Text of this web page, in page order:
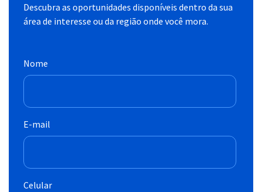
Descubra as oportunidades disponíveis dentro da sua
área de interesse ou da região onde você mora.
Nome
E-mail
Celular